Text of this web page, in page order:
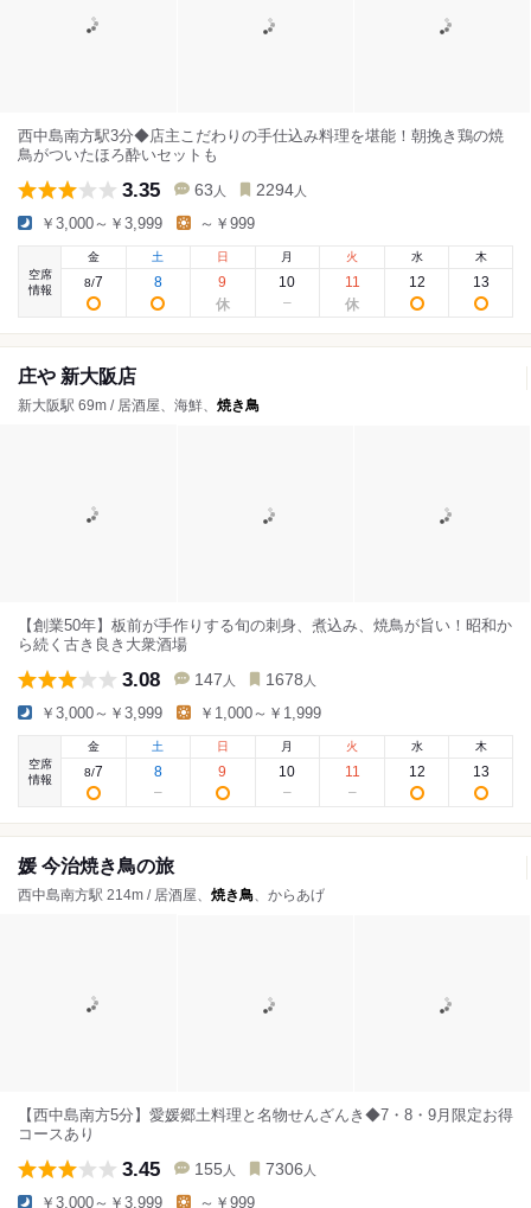
西中島南方駅3分◆店主こだわりの手仕込み料理を堪能！朝挽き鶏の焼
鳥がついたほろ酔いセットも
3.35 63 人 2294 人
￥3,000～￥3,999 ～￥999
空席
情報
金
8/7
土
8
日
9
月
10
火
11
水
12
木
13
庄や 新大阪店
新大阪駅 69m / 居酒屋、海鮮、 焼き鳥
【創業50年】板前が手作りする旬の刺身、煮込み、焼鳥が旨い！昭和か
ら続く古き良き大衆酒場
3.08 147 人 1678 人
￥3,000～￥3,999 ￥1,000～￥1,999
空席
情報
金
8/7
土
8
日
9
月
10
火
11
水
12
木
13
媛 今治焼き鳥の旅
西中島南方駅 214m / 居酒屋、 焼き鳥、からあげ
【西中島南方5分】愛媛郷土料理と名物せんざんき◆7・8・9月限定お得
コースあり
3.45 155 人 7306 人
￥3,000～￥3,999 ～￥999